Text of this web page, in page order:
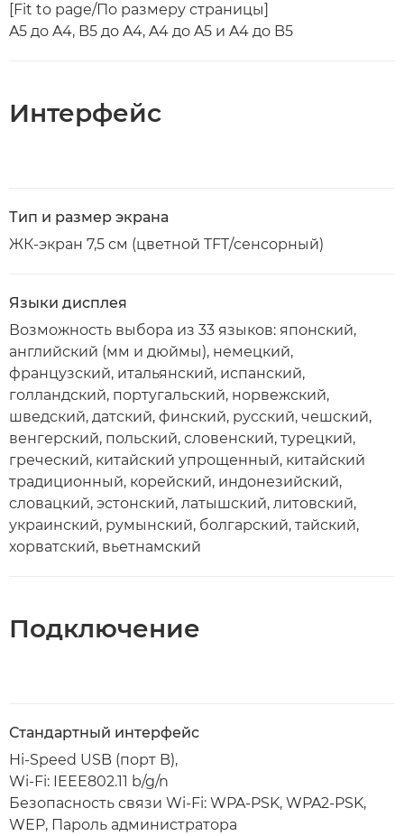
[Fit to page/По размеру страницы]
A5 до A4, B5 до A4, A4 до A5 и A4 до B5
Интерфейс
Тип и размер экрана
ЖК-экран 7,5 см (цветной TFT/сенсорный)
Языки дисплея
Возможность выбора из 33 языков: японский,
английский (мм и дюймы), немецкий,
французский, итальянский, испанский,
голландский, португальский, норвежский,
шведский, датский, финский, русский, чешский,
венгерский, польский, словенский, турецкий,
греческий, китайский упрощенный, китайский
традиционный, корейский, индонезийский,
словацкий, эстонский, латышский, литовский,
украинский, румынский, болгарский, тайский,
хорватский, вьетнамский
Подключение
Стандартный интерфейс
Hi-Speed USB (порт B),
Wi-Fi: IEEE802.11 b/g/n
Безопасность связи Wi-Fi: WPA-PSK, WPA2-PSK,
WEP, Пароль администратора